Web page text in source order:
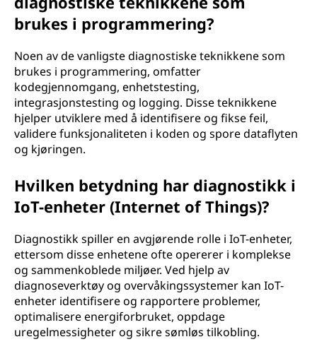
brukes i programmering?
Noen av de vanligste diagnostiske teknikkene som
brukes i programmering, omfatter
kodegjennomgang, enhetstesting,
integrasjonstesting og logging. Disse teknikkene
hjelper utviklere med å identifisere og fikse feil,
validere funksjonaliteten i koden og spore dataflyten
og kjøringen.
Hvilken betydning har diagnostikk i
IoT-enheter (Internet of Things)?
Diagnostikk spiller en avgjørende rolle i IoT-enheter,
ettersom disse enhetene ofte opererer i komplekse
og sammenkoblede miljøer. Ved hjelp av
diagnoseverktøy og overvåkingssystemer kan IoT-
enheter identifisere og rapportere problemer,
optimalisere energiforbruket, oppdage
uregelmessigheter og sikre sømløs tilkobling.